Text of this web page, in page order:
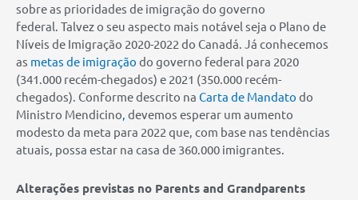
sobre as prioridades de imigração do governo
federal. Talvez o seu aspecto mais notável seja o Plano de
Níveis de Imigração 2020-2022 do Canadá. Já conhecemos
as metas de imigração do governo federal para 2020
(341.000 recém-chegados) e 2021 (350.000 recém-
chegados). Conforme descrito na Carta de Mandato do
Ministro Mendicino, devemos esperar um aumento
modesto da meta para 2022 que, com base nas tendências
atuais, possa estar na casa de 360.000 imigrantes.
Alterações previstas no Parents and Grandparents